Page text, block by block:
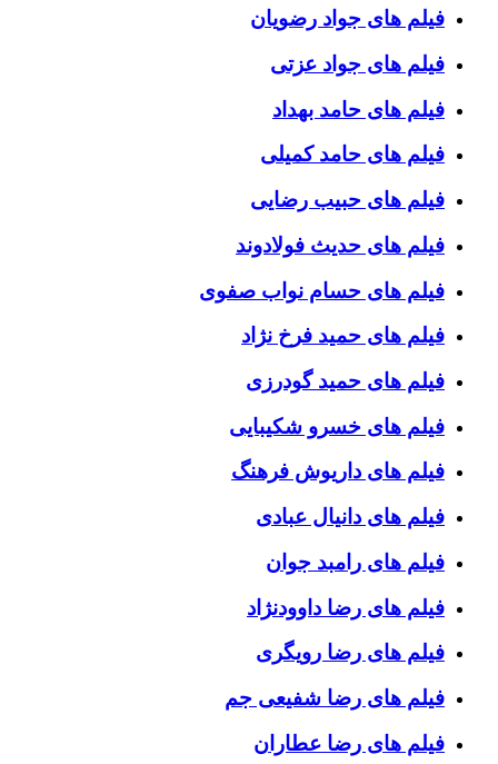
فیلم های جواد رضویان
فیلم های جواد عزتی
فیلم های حامد بهداد
فیلم های حامد کمیلی
فیلم های حبیب رضایی
فیلم های حدیث فولادوند
فیلم های حسام نواب صفوی
فیلم های حمید فرخ نژاد
فیلم های حمید گودرزی
فیلم های خسرو شکیبایی
فیلم های داریوش فرهنگ
فیلم های دانیال عبادی
فیلم های رامبد جوان
فیلم های رضا داوودنژاد
فیلم های رضا رویگری
فیلم های رضا شفیعی جم
فیلم های رضا عطاران